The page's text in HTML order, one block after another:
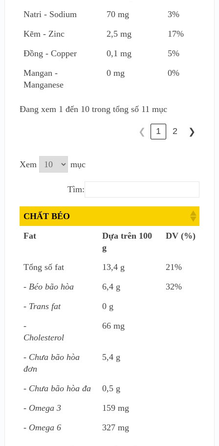
Natri - Sodium
70 mg
3%
Kẽm - Zinc
2,5 mg
17%
Đồng - Copper
0,1 mg
5%
Mangan -
Manganese
0 mg 0%
Đang xem 1 đến 10 trong tổng số 11 mục
❮ 1 2 ❯
Xem mục
Tìm:
CHẤT BÉO
Fat
Dựa trên 100
g
DV (%)
Tổng số fat 13,4 g
21%
- Béo bão hòa
6,4 g
32%
- Trans fat
0 g
-
Cholesterol
66 mg
- Chưa bão hòa
đơn
5,4 g
- Chưa bão hòa đa
0,5 g
- Omega 3
159 mg
- Omega 6
327 mg